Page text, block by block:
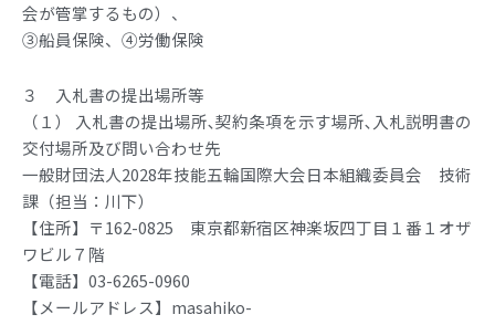
会が管掌するもの）、
③船員保険、④労働保険
３ 入札書の提出場所等
（１） 入札書の提出場所､契約条項を示す場所､入札説明書の
交付場所及び問い合わせ先
一般財団法人2028年技能五輪国際大会日本組織委員会 技術
課（担当：川下）
【住所】〒162-0825 東京都新宿区神楽坂四丁目１番１オザ
ワビル７階
【電話】03-6265-0960
【メールアドレス】masahiko-